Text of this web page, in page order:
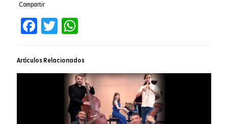
Compartir
Facebook
TwitterWhatsApp
Artículos Relacionados